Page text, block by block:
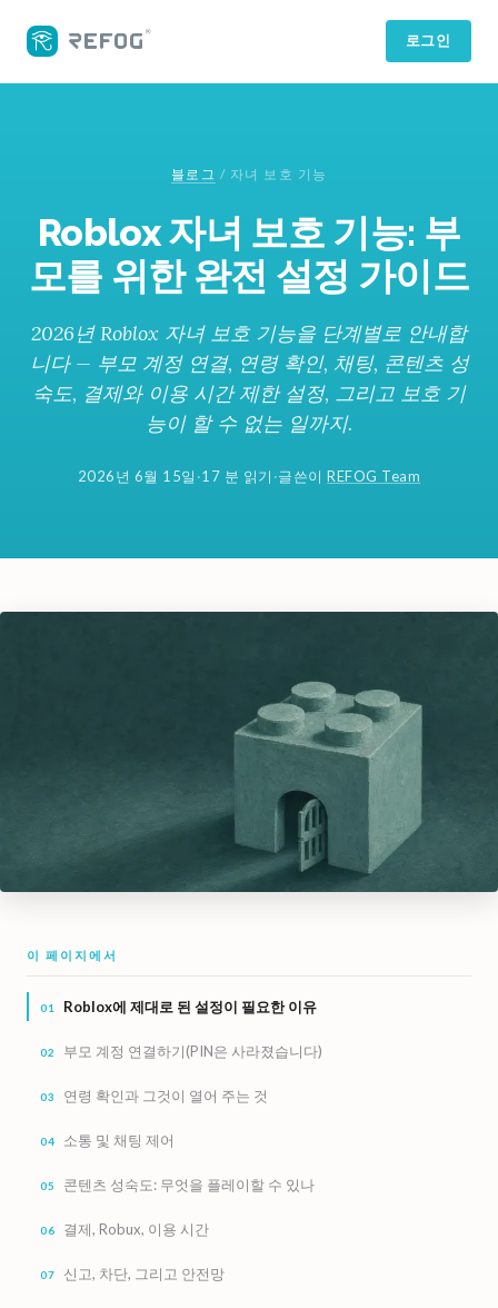
로그인
블로그 / 자녀 보호 기능
Roblox 자녀 보호 기능: 부
모를 위한 완전 설정 가이드
2026년 Roblox 자녀 보호 기능을 단계별로 안내합
니다 — 부모 계정 연결, 연령 확인, 채팅, 콘텐츠 성
숙도, 결제와 이용 시간 제한 설정, 그리고 보호 기
능이 할 수 없는 일까지.
2026년 6월 15일 ·17 분 읽기 ·글쓴이REFOG Team
이 페이지에서
Roblox에 제대로 된 설정이 필요한 이유
부모 계정 연결하기(PIN은 사라졌습니다)
연령 확인과 그것이 열어 주는 것
소통 및 채팅 제어
콘텐츠 성숙도: 무엇을 플레이할 수 있나
결제, Robux, 이용 시간
신고, 차단, 그리고 안전망